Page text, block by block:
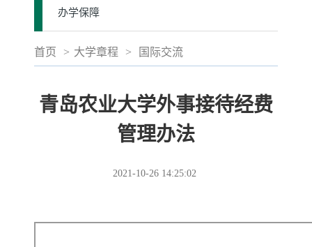
办学保障
首页 > 大学章程 > 国际交流
青岛农业大学外事接待经费
管理办法
2021-10-26 14:25:02